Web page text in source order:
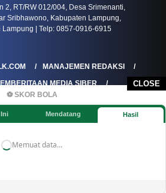
CLOSE
⚽ SKOR BOLA
Mendatang Hasil
Memuat data...
2, RT/RW 012/004, Desa Srimenanti,
Sribhawono, Kabupaten Lampung,
Lampung | Telp: 0857-0916-6915
MANAJEMEN REDAKSI
MEDIA SIBER
RAMAH ANAK
KEBIJAKAN IKLAN / ADVERTORIAL